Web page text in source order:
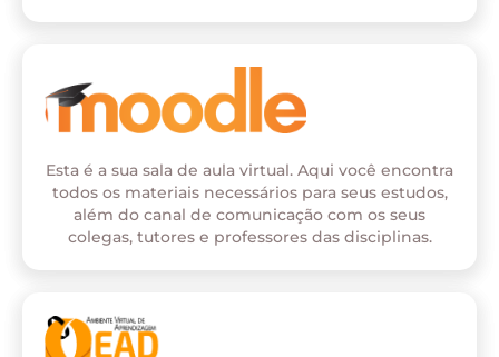
Esta é a sua sala de aula virtual. Aqui você encontra
todos os materiais necessários para seus estudos,
além do canal de comunicação com os seus
colegas, tutores e professores das disciplinas.